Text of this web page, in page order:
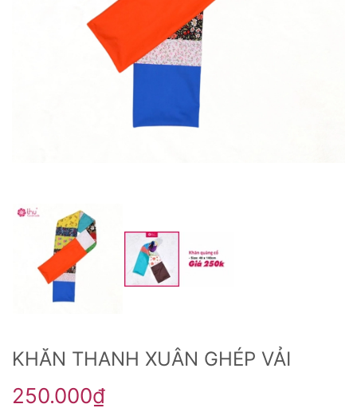
KHĂN THANH XUÂN GHÉP VẢI
250.000₫